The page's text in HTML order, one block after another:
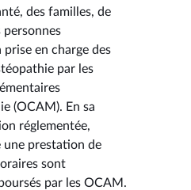
des familles, de
personnes
prise en charge des
par les
(OCAM). En sa
réglementée,
prestation de
sont
par les OCAM.